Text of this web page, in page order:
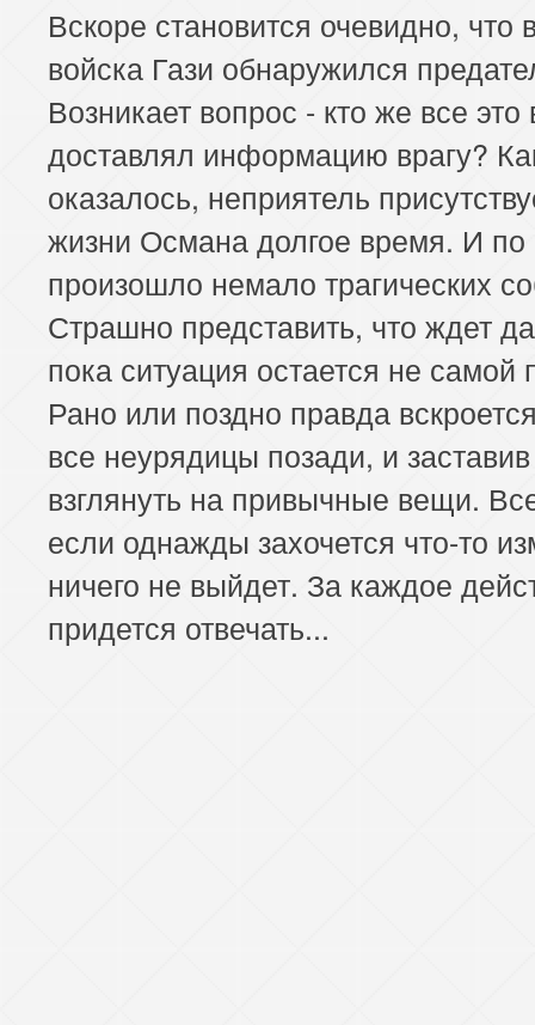
Вскоре становится очевидно, что
войска Гази обнаружился
Возникает вопрос - кто же все
доставлял информацию врагу?
оказалось, неприятель
жизни Османа долгое время. И по
произошло немало трагических
Страшно представить, что ждет
пока ситуация остается не самой
Рано или поздно правда
все неурядицы позади, и
взглянуть на привычные вещи.
если однажды захочется что-то
ничего не выйдет. За каждое
придется отвечать...